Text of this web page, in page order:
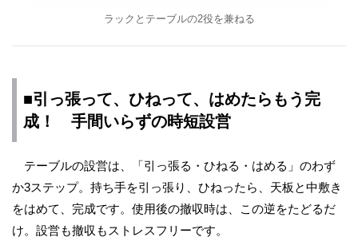
ラックとテーブルの2役を兼ねる
■引っ張って、ひねって、はめたらもう完
成！ 手間いらずの時短設営
テーブルの設営は、「引っ張る・ひねる・はめる」のわず
か3ステップ。持ち手を引っ張り、ひねったら、天板と中敷き
をはめて、完成です。使用後の撤収時は、この逆をたどるだ
け。設営も撤収もストレスフリーです。